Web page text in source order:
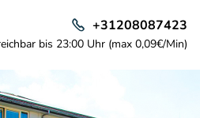
+31208087423
bis 23:00 Uhr (max 0,09€/Min)